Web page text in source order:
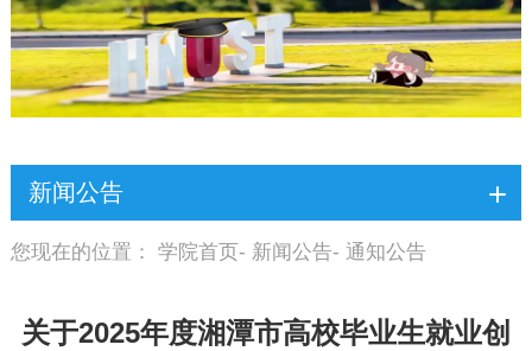
新闻公告
您现在的位置： 学院首页- 新闻公告- 通知公告
关于2025年度湘潭市高校毕业生就业创